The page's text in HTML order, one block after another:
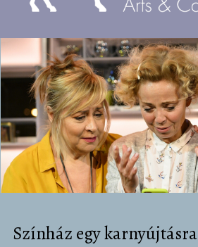
Színház egy karnyújtásra